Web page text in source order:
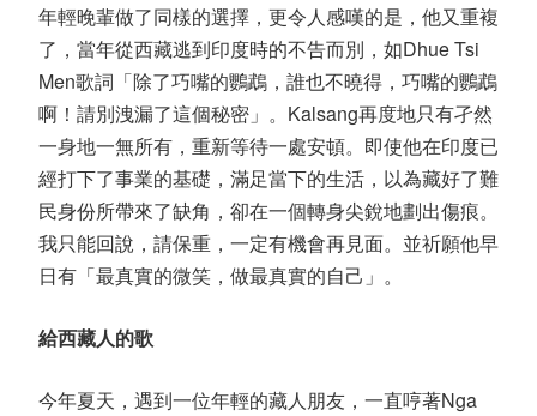
年輕晚輩做了同樣的選擇，更令人感嘆的是，他又重複
了，當年從西藏逃到印度時的不告而別，如Dhue Tsi
Men歌詞「除了巧嘴的鸚鵡，誰也不曉得，巧嘴的鸚鵡
啊！請別洩漏了這個秘密」。Kalsang再度地只有孑然
一身地一無所有，重新等待一處安頓。即使他在印度已
經打下了事業的基礎，滿足當下的生活，以為藏好了難
民身份所帶來了缺角，卻在一個轉身尖銳地劃出傷痕。
我只能回說，請保重，一定有機會再見面。並祈願他早
日有「最真實的微笑，做最真實的自己」。
給西藏人的歌
今年夏天，遇到一位年輕的藏人朋友，一直哼著Nga